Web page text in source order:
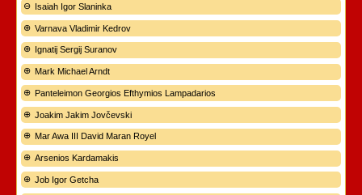
Isaiah Igor Slaninka
Varnava Vladimir Kedrov
Ignatij Sergij Suranov
Mark Michael Arndt
Panteleimon Georgios Efthymios Lampadarios
Joakim Jakim Jovčevski
Mar Awa III David Maran Royel
Arsenios Kardamakis
Job Igor Getcha